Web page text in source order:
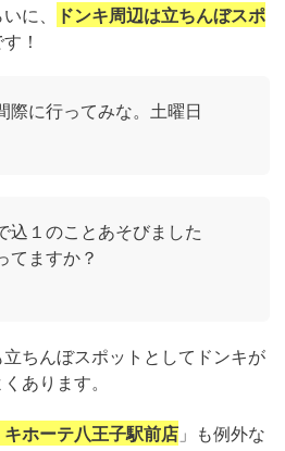
に、
ドンキ周辺は立ちんぼスポ
！
際に行ってみな。土曜日
込１のことあそびました
てますか？
ちんぼスポットとしてドンキが
あります。
キホーテ八王子駅前店 」も例外な